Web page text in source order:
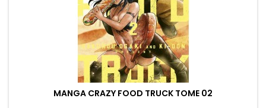
MANGA CRAZY FOOD TRUCK TOME 02